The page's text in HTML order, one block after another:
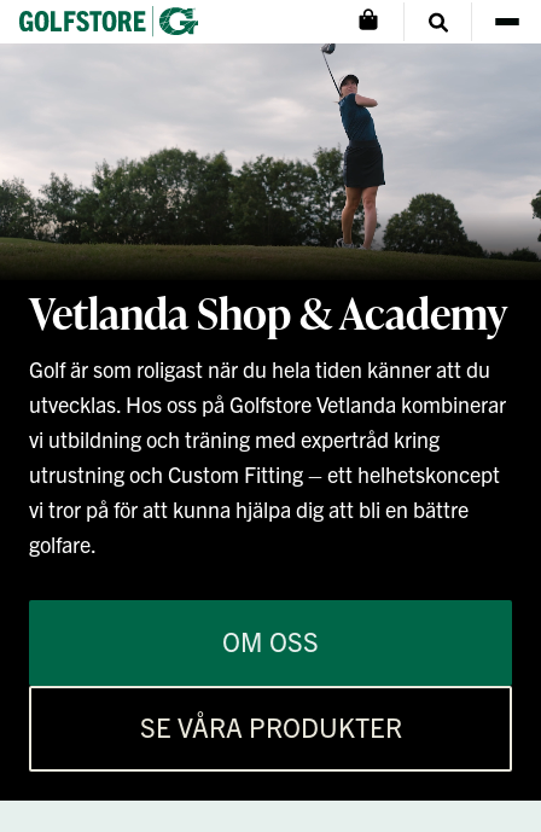
Vetlanda Shop & Academy
Golf är som roligast när du hela tiden känner att du
utvecklas. Hos oss på GolfstoreVetlanda kombinerar
vi utbildning och träning med expertråd kring
utrustning och Custom Fitting– ett helhetskoncept
vi tror på för att kunna hjälpa dig att bli en bättre
golfare.
OM OSS
SE VÅRA PRODUKTER